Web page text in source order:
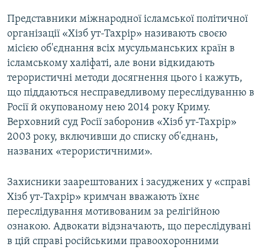
Представники міжнародної ісламської політичної
організації «Хізб ут-Тахрір» називають своєю
місією об'єднання всіх мусульманських країн в
ісламському халіфаті, але вони відкидають
терористичні методи досягнення цього і кажуть,
що піддаються несправедливому переслідуванню в
Росії й окупованому нею 2014 року Криму.
Верховний суд Росії заборонив «Хізб ут-Тахрір»
2003 року, включивши до списку об'єднань,
названих «терористичними».
Захисники заарештованих і засуджених у «справі
Хізб ут-Тахрір» кримчан вважають їхнє
переслідування мотивованим за релігійною
ознакою. Адвокати відзначають, що переслідувані
в цій справі російськими правоохоронними